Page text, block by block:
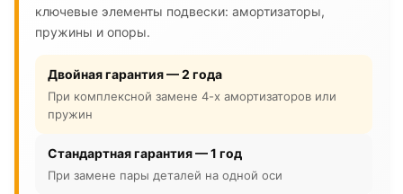
ключевые элементы подвески: амортизаторы,
пружины и опоры.
Двойная гарантия — 2 года
При комплексной замене 4-х амортизаторов или
пружин
Стандартная гарантия — 1 год
При замене пары деталей на одной оси